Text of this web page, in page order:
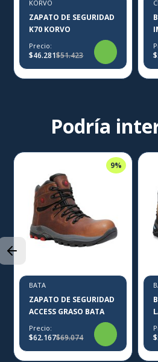
KORVO
ZAPATO DE SEGURIDAD
K70 KORVO
Precio:
$46.281$51.423
Podría
9%
BATA
ZAPATO DE SEGURIDAD
ACCESS GRASO BATA
Precio:
$62.167$69.074